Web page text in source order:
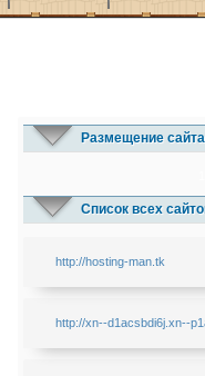
Размещение
Список всех
http://hosting-man.tk
http://xn--d1acsbdi6j.xn--